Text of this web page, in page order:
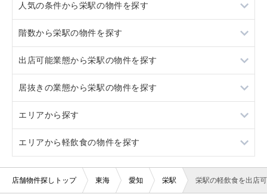
久屋大通
新栄町
伏見
矢場町
久屋大通
新栄町
伏見
人気の条件から栄駅の物件を探す
居抜き
スケルトン
ロードサイド物件
駐車場あり
看板取り付け可
10坪以下
階数から栄駅の物件を探す
地下
1階
2階
3階以上
出店可能業態から栄駅の物件を探す
重飲食
軽飲食
バー・クラブ
美容室・理容室
居抜きの業態から栄駅の物件を探す
ラーメン
カラオケ・パブ・スナック
バー
エリアから探す
愛知
静岡
エリアから軽飲食の物件を探す
愛知
店舗物件探しトップ 東海 愛知 栄駅 栄駅の軽飲食を出店